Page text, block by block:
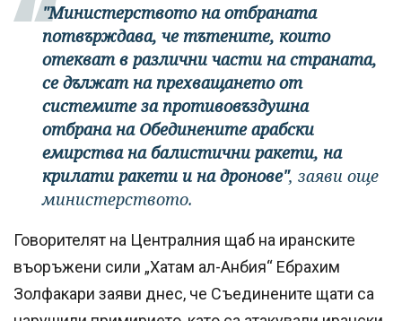
"Министерството на отбраната
потвърждава, че тътените, които
отекват в различни части на страната,
се дължат на прехващането от
системите за противовъздушна
отбрана на Обединените арабски
емирства на балистични ракети, на
крилати ракети и на дронове", заяви още
министерството.
Говорителят на Централния щаб на иранските
въоръжени сили „Хатам ал-Анбия“ Ебрахим
Золфакари заяви днес, че Съединените щати са